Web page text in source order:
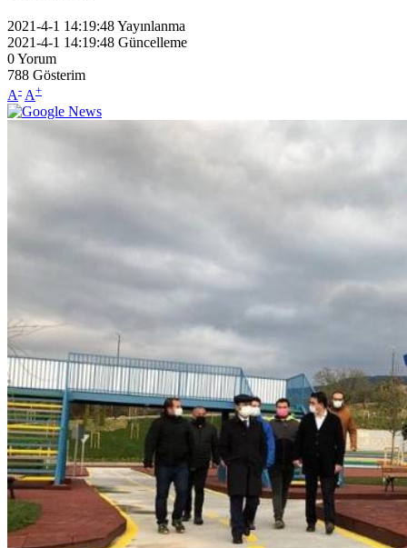
2021-4-1 14:19:48Yayınlanma
2021-4-1 14:19:48 Güncelleme
0Yorum
788 Gösterim
A- A+